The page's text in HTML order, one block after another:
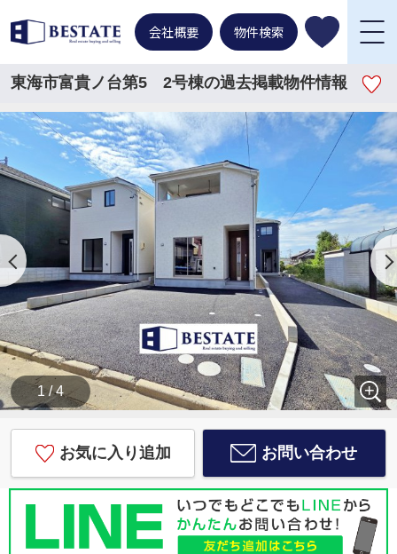
会社概要 物件検索
東海市富貴ノ台第5 2号棟の過去掲載物件情報
1 / 4
お気に入り追加 お問い合わせ